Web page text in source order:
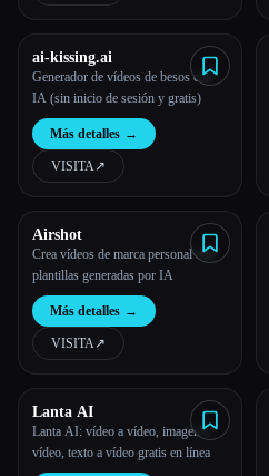
ai-kissing.ai
Generador de vídeos de besos con
IA (sin inicio de sesión y gratis)
Más detalles →
VISITA↗︎
Airshot
Crea vídeos de marca personal con
plantillas generadas por IA
Más detalles →
VISITA↗︎
Lanta AI
Lanta AI: vídeo a vídeo, imagen a
vídeo, texto a vídeo gratis en línea